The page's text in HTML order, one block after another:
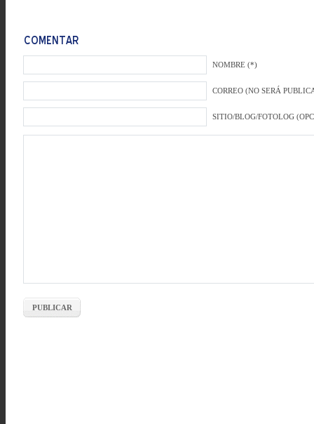
NOMBRE (*)
CORREO (NO SERÁ
SITIO/BLOG/FOTOLOG